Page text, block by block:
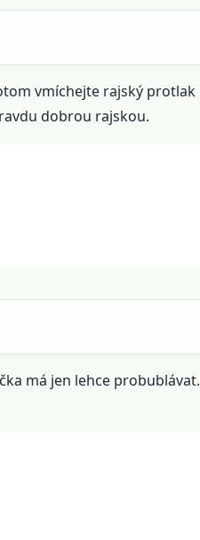
vmíchejte rajský protlak
dobrou rajskou.
má jen lehce probublávat.